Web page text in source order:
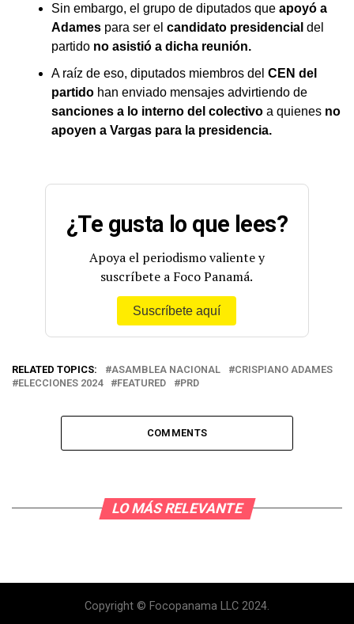
Sin embargo, el grupo de diputados que apoyó a
Adames para ser el candidato presidencial del
partido no asistió a dicha reunión.
A raíz de eso, diputados miembros del CEN del
partido han enviado mensajes advirtiendo de
sanciones a lo interno del colectivo a quienes no
apoyen a Vargas para la presidencia.
¿Te gusta lo que lees?
Apoya el periodismo valiente y
suscríbete a Foco Panamá.
Suscríbete aquí
RELATED TOPICS: ASAMBLEA NACIONAL
CRISPIANO ADAMES
ELECCIONES 2024
FEATURED PRD
COMMENTS
LO MÁS RELEVANTE
Copyright © Focopanama LLC 2024.